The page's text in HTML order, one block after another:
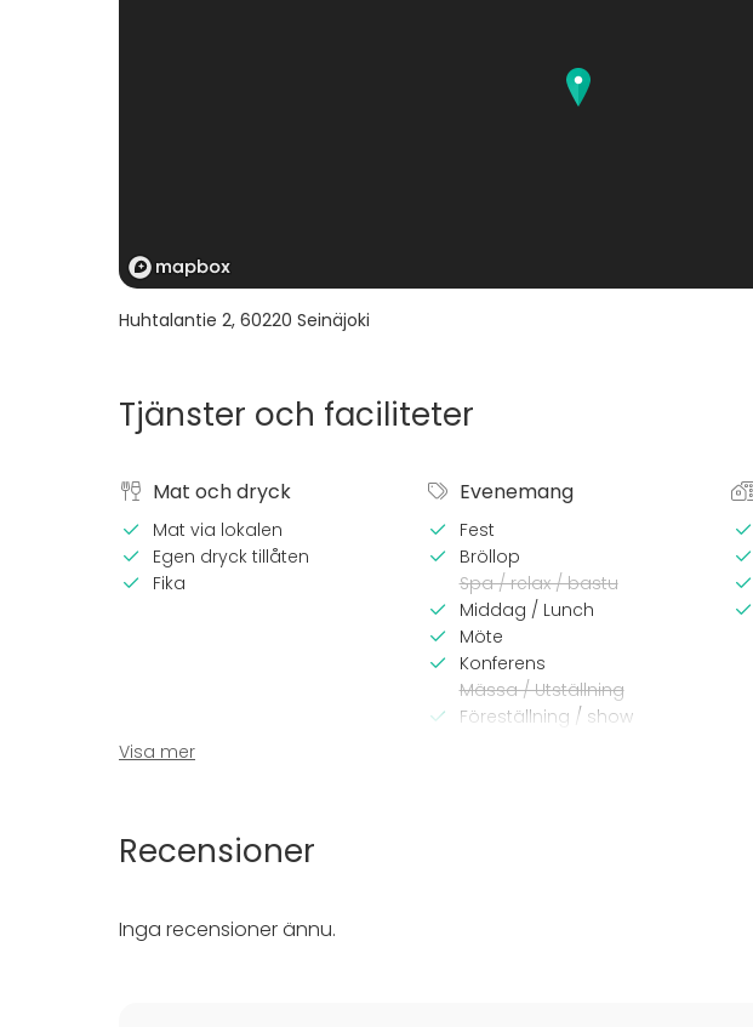
Huhtalantie 2, 60220 Seinäjoki
Tjänster och faciliteter
Mat och dryck
Mat via lokalen
Egen dryck tillåten
Fika
Evenemang
Fest
Bröllop
Spa / relax / bastu
Middag / Lunch
Möte
Konferens
Mässa / Utställning
Föreställning / show
Visa mer
Recensioner
Inga recensioner ännu.